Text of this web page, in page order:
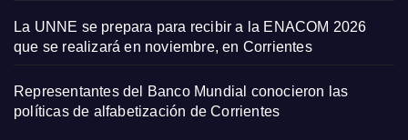
La UNNE se prepara para recibir a la ENACOM 2026
que se realizará en noviembre, en Corrientes
Representantes del Banco Mundial conocieron las
políticas de alfabetización de Corrientes